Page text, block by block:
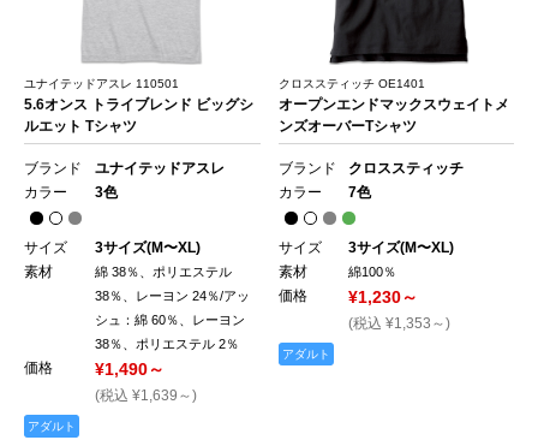
ユナイテッドアスレ 110501
5.6オンス トライブレンド ビッグシ
ルエット Tシャツ
ブランド
ユナイテッドアスレ
カラー
3色
サイズ
3サイズ(M〜XL)
素材
綿 38％、ポリエステル
38％、レーヨン 24％/アッ
シュ：綿 60％、レーヨン
38％、ポリエステル 2％
価格 ¥1,490～
(税込 ¥1,639～)
アダルト
クロススティッチ OE1401
オープンエンドマックスウェイトメ
ンズオーバーTシャツ
ブランド
クロススティッチ
カラー
7色
サイズ
3サイズ(M〜XL)
素材
綿100％
価格 ¥1,230～
(税込 ¥1,353～)
アダルト